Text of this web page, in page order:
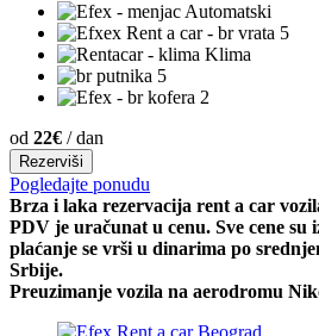
Automatski
5
Klima
5
2
od 22€ / dan
Rezerviši
Pogledajte ponudu
Brza i laka rezervacija rent a car
PDV je uračunat u cenu. Sve cene su
plaćanje se vrši u dinarima po
Srbije.
Preuzimanje vozila na aerodromu